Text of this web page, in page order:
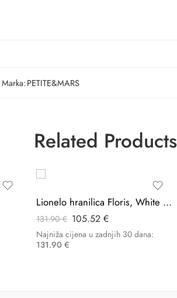
Marka:PETITE&MARS
Related Products
Lionelo hranilica Floris, White Natural
131.90€ 105.52 €
Najniža cijena u zadnjih 30 dana:
131.90 €